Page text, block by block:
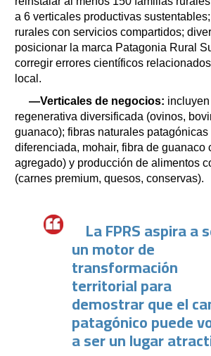
a 6 verticales productivas
rurales con servicios compartidos;
posicionar la marca Patagonia Rural
corregir errores científicos
local.
—Verticales de negocios:
regenerativa diversificada (ovinos,
guanaco); fibras naturales patagónicas
diferenciada, mohair, fibra de guanaco
agregado) y producción de alimentos
(carnes premium, quesos, conservas).
La FPRS aspira a
un motor de
transformación
territorial para
demostrar que el
patagónico puede
a ser un lugar